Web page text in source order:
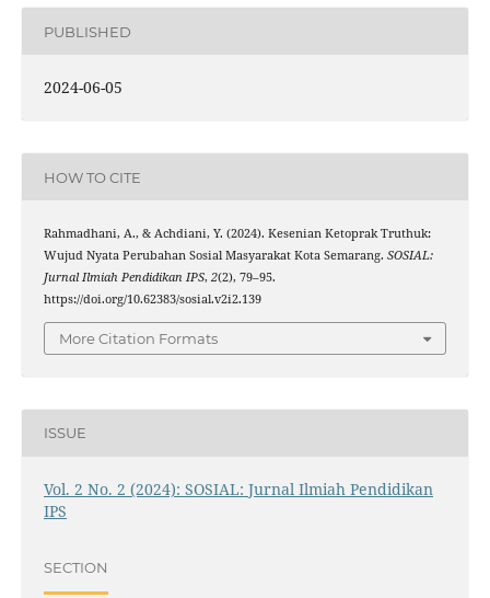
PUBLISHED
2024-06-05
HOW TO CITE
Rahmadhani, A., & Achdiani, Y. (2024). Kesenian Ketoprak Truthuk:
Wujud Nyata Perubahan Sosial Masyarakat Kota Semarang. SOSIAL:
Jurnal Ilmiah Pendidikan IPS, 2(2), 79–95.
https://doi.org/10.62383/sosial.v2i2.139
More Citation Formats
ISSUE
Vol. 2 No. 2 (2024): SOSIAL: Jurnal Ilmiah Pendidikan
IPS
SECTION